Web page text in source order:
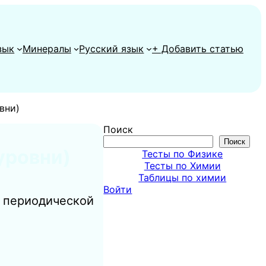
Минералы Русский язык + Добавить статью
Поиск
Поиск
Тесты по Физике
Тесты по Химии
Таблицы по химии
Войти